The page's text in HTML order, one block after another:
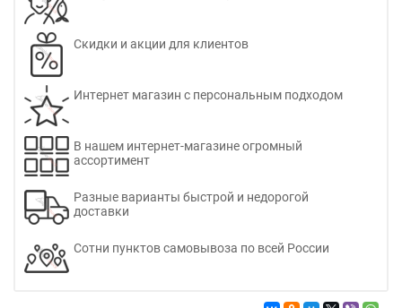
Скидки и акции для клиентов
Интернет магазин с персональным подходом
В нашем интернет-магазине огромный
ассортимент
Разные варианты быстрой и недорогой
доставки
Сотни пунктов самовывоза по всей России